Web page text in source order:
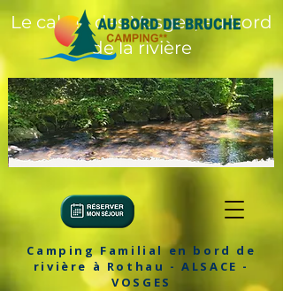
Le calme des Vosges, au bord
de la rivière
Camping Familial en bord de
rivière à Rothau - ALSACE -
VOSGES